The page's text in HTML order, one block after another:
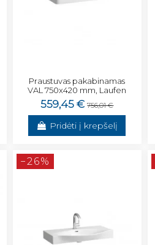
Praustuvas pakabinamas
VAL 750x420 mm, Laufen
559,45 € 756,01 €
Pridėti į krepšelį
−26%